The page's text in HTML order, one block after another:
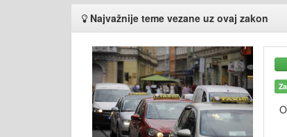
Najvažnije teme vezane uz ovaj zakon